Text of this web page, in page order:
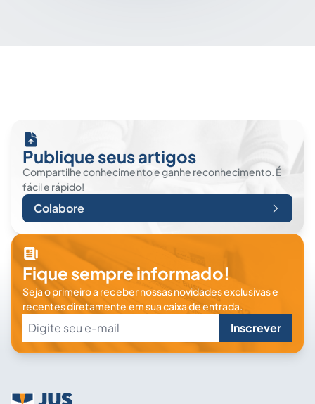
Publique seus artigos
Compartilhe conhecimento e ganhe reconhecimento. É
fácil e rápido!
Colabore
Fique sempre informado!
Seja o primeiro a receber nossas novidades exclusivas e
recentes diretamente em sua caixa de entrada.
Inscrever